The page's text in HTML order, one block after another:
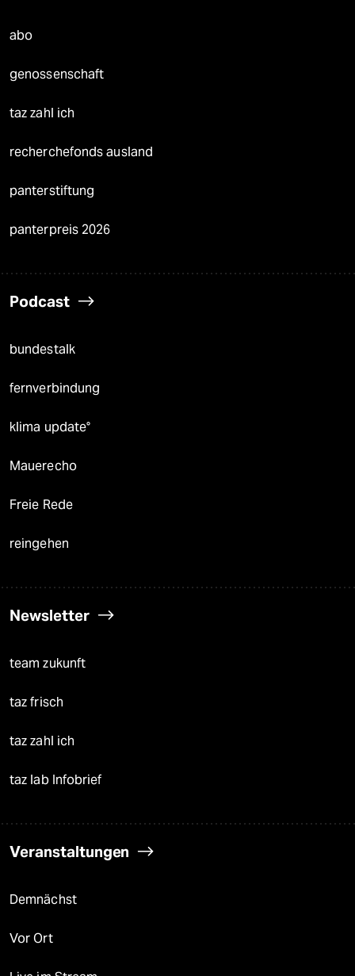
abo
genossenschaft
taz zahl ich
recherchefonds ausland
panterstiftung
panterpreis 2026
Podcast
bundestalk
fernverbindung
klima update°
Mauerecho
Freie Rede
reingehen
Newsletter
team zukunft
taz frisch
taz zahl ich
taz lab Infobrief
Veranstaltungen
Demnächst
Vor Ort